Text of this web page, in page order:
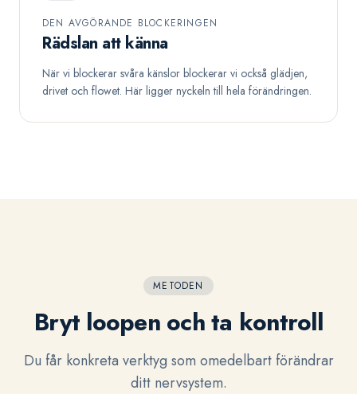
DEN AVGÖRANDE BLOCKERINGEN
Rädslan att känna
När vi blockerar svåra känslor blockerar vi också glädjen,
drivet och flowet. Här ligger nyckeln till hela förändringen.
METODEN
Bryt loopen och ta kontroll
Du får konkreta verktyg som omedelbart förändrar
ditt nervsystem.